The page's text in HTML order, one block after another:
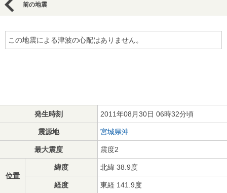
前の地震
この地震による津波の心配はありません。
発生時刻 2011年08月30日 06時32分頃
震源地 宮城県沖
最大震度 震度2
位置
緯度 北緯 38.9度
経度 東経 141.9度